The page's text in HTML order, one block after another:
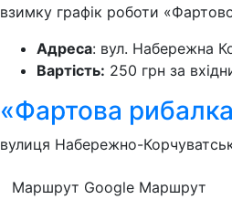
взимку графік роботи
Адреса: вул. Набережна
Вартість: 250 грн за
«Фартова
вулиця Набережно-
Маршрут Google Маршрут